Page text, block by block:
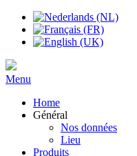
Menu
Home
Général
Nos données
Lieu
Produits